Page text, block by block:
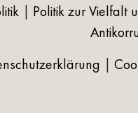
| Politik zur Vielfalt
|